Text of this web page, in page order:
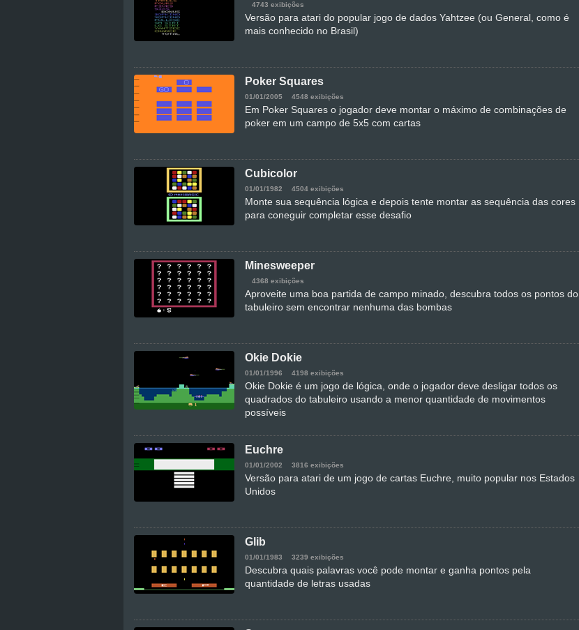
4743 exibições
Versão para atari do popular jogo de dados Yahtzee (ou General, como é
mais conhecido no Brasil)
Poker Squares
01/01/2005 4548 exibições
Em Poker Squares o jogador deve montar o máximo de combinações de
poker em um campo de 5x5 com cartas
Cubicolor
01/01/1982 4504 exibições
Monte sua sequência lógica e depois tente montar as sequência das cores
para coneguir completar esse desafio
Minesweeper
4368 exibições
Aproveite uma boa partida de campo minado, descubra todos os pontos do
tabuleiro sem encontrar nenhuma das bombas
Okie Dokie
01/01/1996 4198 exibições
Okie Dokie é um jogo de lógica, onde o jogador deve desligar todos os
quadrados do tabuleiro usando a menor quantidade de movimentos
possíveis
Euchre
01/01/2002 3816 exibições
Versão para atari de um jogo de cartas Euchre, muito popular nos Estados
Unidos
Glib
01/01/1983 3239 exibições
Descubra quais palavras você pode montar e ganha pontos pela
quantidade de letras usadas